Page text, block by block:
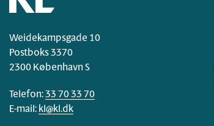
Weidekampsgade 10
Postboks 3370
2300 København S
Telefon:33 70 33 70
E-mail: kl@kl.dk